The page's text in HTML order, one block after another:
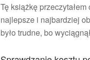
Tę książkę
najlepsze i najbardziej
było trudne, bo